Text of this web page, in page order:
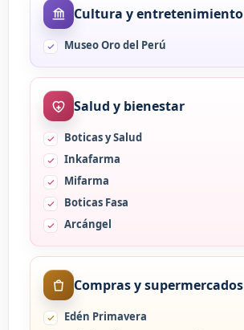
Cultura y entretenimiento
Museo Oro del Perú
Salud y bienestar
Boticas y Salud
Inkafarma
Mifarma
Boticas Fasa
Arcángel
Compras y supermercados
Edén Primavera